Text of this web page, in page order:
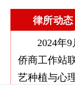
律所动态
2024年
侨商工作站
艺种植与心
在通过专业